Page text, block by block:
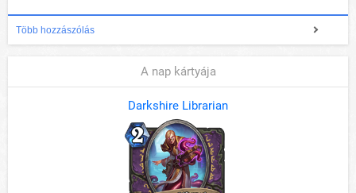
Több hozzászólás
A nap kártyája
Darkshire Librarian